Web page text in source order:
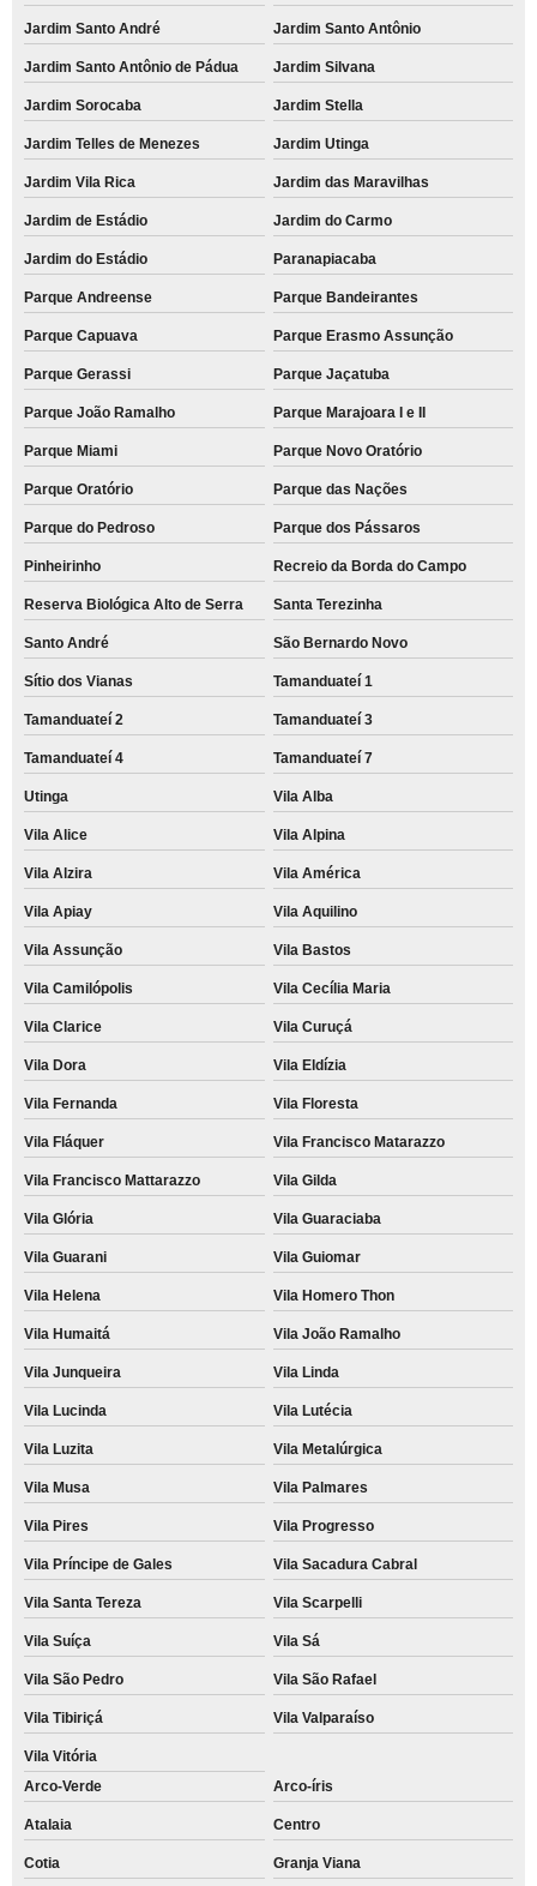
Jardim Santo André Jardim Santo Antônio
Jardim Santo Antônio de Pádua Jardim Silvana
Jardim Sorocaba Jardim Stella
Jardim Telles de Menezes Jardim Utinga
Jardim Vila Rica Jardim das Maravilhas
Jardim de Estádio Jardim do Carmo
Jardim do Estádio Paranapiacaba
Parque Andreense Parque Bandeirantes
Parque Capuava Parque Erasmo Assunção
Parque Gerassi Parque Jaçatuba
Parque João Ramalho Parque Marajoara I e II
Parque Miami Parque Novo Oratório
Parque Oratório Parque das Nações
Parque do Pedroso Parque dos Pássaros
Pinheirinho Recreio da Borda do Campo
Reserva Biológica Alto de Serra Santa Terezinha
Santo André São Bernardo Novo
Sítio dos Vianas Tamanduateí 1
Tamanduateí 2 Tamanduateí 3
Tamanduateí 4 Tamanduateí 7
Utinga Vila Alba
Vila Alice Vila Alpina
Vila Alzira Vila América
Vila Apiay Vila Aquilino
Vila Assunção Vila Bastos
Vila Camilópolis Vila Cecília Maria
Vila Clarice Vila Curuçá
Vila Dora Vila Eldízia
Vila Fernanda Vila Floresta
Vila Fláquer Vila Francisco Matarazzo
Vila Francisco Mattarazzo Vila Gilda
Vila Glória Vila Guaraciaba
Vila Guarani Vila Guiomar
Vila Helena Vila Homero Thon
Vila Humaitá Vila João Ramalho
Vila Junqueira Vila Linda
Vila Lucinda Vila Lutécia
Vila Luzita Vila Metalúrgica
Vila Musa Vila Palmares
Vila Pires Vila Progresso
Vila Príncipe de Gales Vila Sacadura Cabral
Vila Santa Tereza Vila Scarpelli
Vila Suíça Vila Sá
Vila São Pedro Vila São Rafael
Vila Tibiriçá Vila Valparaíso
Vila Vitória
Arco-Verde
Arco-íris
Atalaia Centro
Cotia Granja Viana